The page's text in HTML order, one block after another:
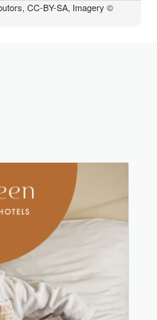
Resort & Spa
Aleja Baltic Park Molo 4,
Świnoujście
+48 91 40 40
900
+48 91 40 40 901
Molo
CC-BY-SA, Imagery ©